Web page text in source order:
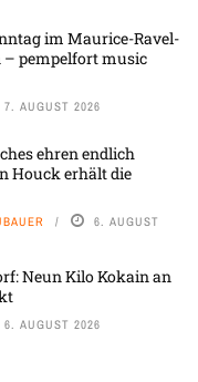
im Maurice-Ravel-
– pempelfort music
7. AUGUST 2026
ehren endlich
Houck erhält die
6. AUGUST
Neun Kilo Kokain an
6. AUGUST 2026